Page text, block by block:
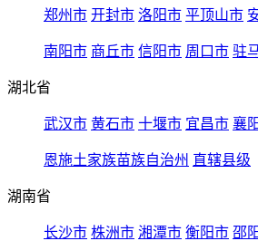
郑州市 开封市 洛阳市 平顶山市
南阳市 商丘市 信阳市 周口市 驻
湖北省
武汉市 黄石市 十堰市 宜昌市 襄
恩施土家族苗族自治州 直辖县级
湖南省
长沙市 株洲市 湘潭市 衡阳市 邵